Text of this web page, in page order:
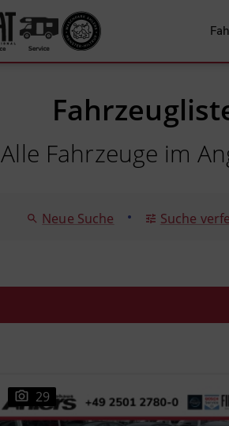
Alle Fahrzeuge im
Neue Suche • Suche
29